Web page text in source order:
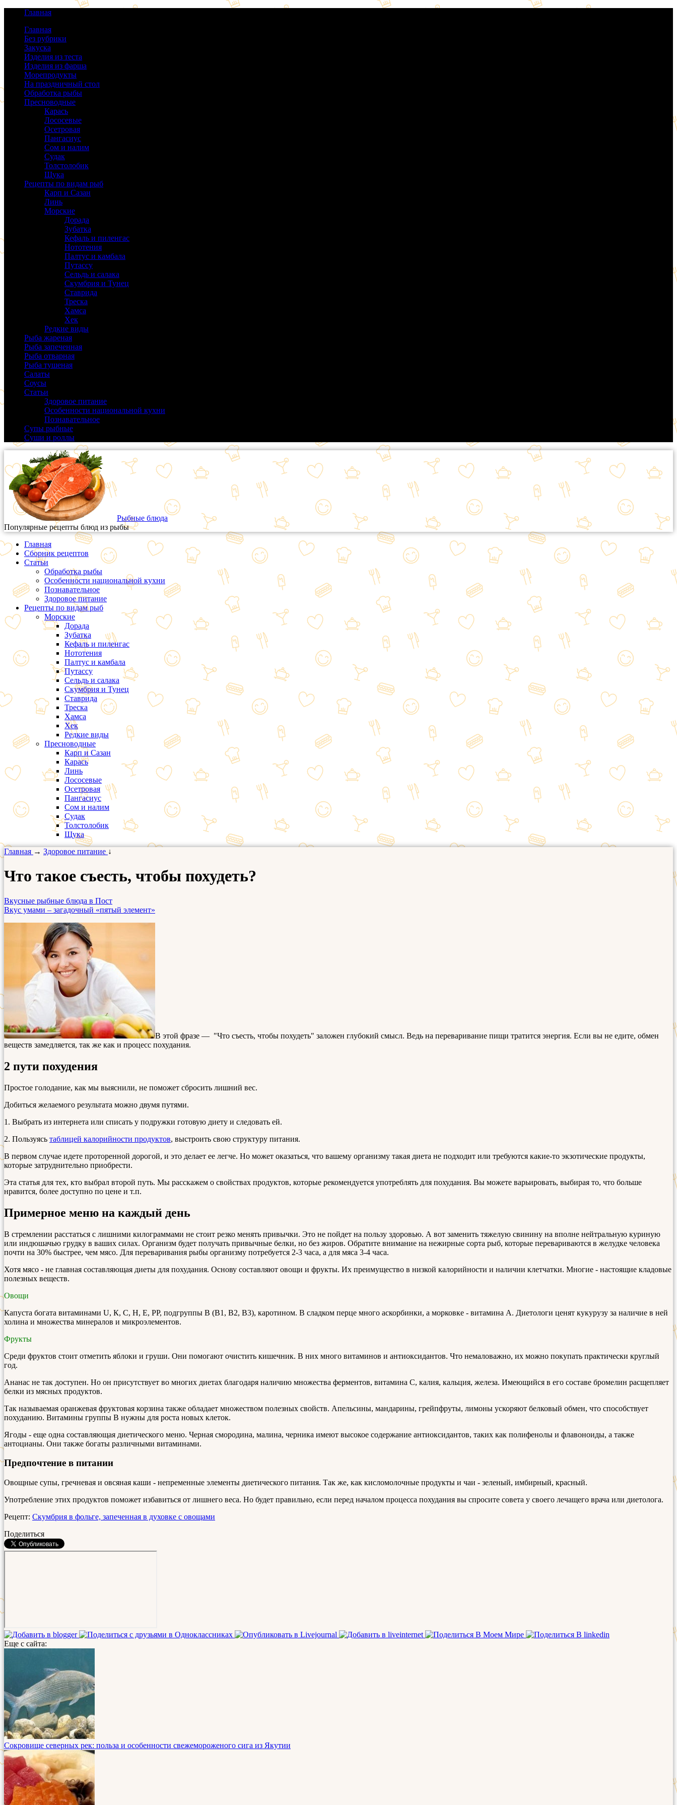
Главная
Главная
Без рубрики
Закуска
Изделия из теста
Изделия из фарша
Морепродукты
На праздничный стол
Обработка рыбы
Пресноводные
Карась
Лососевые
Осетровая
Пангасиус
Сом и налим
Судак
Толстолобик
Щука
Рецепты по видам рыб
Карп и Сазан
Линь
Морские
Дорада
Зубатка
Кефаль и пиленгас
Нототения
Палтус и камбала
Путассу
Сельдь и салака
Скумбрия и Тунец
Ставрида
Треска
Хамса
Хек
Редкие виды
Рыба жареная
Рыба запеченная
Рыба отварная
Рыба тушеная
Салаты
Соусы
Статьи
Здоровое питание
Особенности национальной кухни
Познавательное
Супы рыбные
Суши и роллы
Рыбные блюда
Популярные рецепты блюд из рыбы
Главная
Сборник рецептов
Статьи
Обработка рыбы
Особенности национальной кухни
Познавательное
Здоровое питание
Рецепты по видам рыб
Морские
Дорада
Зубатка
Кефаль и пиленгас
Нототения
Палтус и камбала
Путассу
Сельдь и салака
Скумбрия и Тунец
Ставрида
Треска
Хамса
Хек
Редкие виды
Пресноводные
Карп и Сазан
Карась
Линь
Лососевые
Осетровая
Пангасиус
Сом и налим
Судак
Толстолобик
Щука
Главная → Здоровое питание ↓
Что такое съесть, чтобы похудеть?
Вкусные рыбные блюда в Пост
Вкус умами – загадочный «пятый элемент»
В этой фразе — "Что съесть, чтобы похудеть" заложен глубокий смысл. Ведь на переваривание пищи тратится энергия. Если вы не едите, обмен
веществ замедляется, так же как и процесс похудания.
2 пути похудения
Простое голодание, как мы выяснили, не поможет сбросить лишний вес.
Добиться желаемого результата можно двумя путями.
1. Выбрать из интернета или списать у подружки готовую диету и следовать ей.
2. Пользуясь таблицей калорийности продуктов, выстроить свою структуру питания.
В первом случае идете проторенной дорогой, и это делает ее легче. Но может оказаться, что вашему организму такая диета не подходит или требуются какие-то экзотические продукты,
которые затруднительно приобрести.
Эта статья для тех, кто выбрал второй путь. Мы расскажем о свойствах продуктов, которые рекомендуется употреблять для похудания. Вы можете варьировать, выбирая то, что больше
нравится, более доступно по цене и т.п.
Примерное меню на каждый день
В стремлении расстаться с лишними килограммами не стоит резко менять привычки. Это не пойдет на пользу здоровью. А вот заменить тяжелую свинину на вполне нейтральную куриную
или индюшачью грудку в ваших силах. Организм будет получать привычные белки, но без жиров. Обратите внимание на нежирные сорта рыб, которые перевариваются в желудке человека
почти на 30% быстрее, чем мясо. Для переваривания рыбы организму потребуется 2-3 часа, а для мяса 3-4 часа.
Хотя мясо - не главная составляющая диеты для похудания. Основу составляют овощи и фрукты. Их преимущество в низкой калорийности и наличии клетчатки. Многие - настоящие кладовые
полезных веществ.
Овощи
Капуста богата витаминами U, К, С, Н, Е, PР, подгруппы В (В1, В2, В3), каротином. В сладком перце много аскорбинки, а морковке - витамина А. Диетологи ценят кукурузу за наличие в ней
холина и множества минералов и микроэлементов.
Фрукты
Среди фруктов стоит отметить яблоки и груши. Они помогают очистить кишечник. В них много витаминов и антиоксидантов. Что немаловажно, их можно покупать практически круглый
год.
Ананас не так доступен. Но он присутствует во многих диетах благодаря наличию множества ферментов, витамина С, калия, кальция, железа. Имеющийся в его составе бромелин расщепляет
белки из мясных продуктов.
Так называемая оранжевая фруктовая корзина также обладает множеством полезных свойств. Апельсины, мандарины, грейпфруты, лимоны ускоряют белковый обмен, что способствует
похуданию. Витамины группы В нужны для роста новых клеток.
Ягоды - еще одна составляющая диетического меню. Черная смородина, малина, черника имеют высокое содержание антиоксидантов, таких как полифенолы и флавоноиды, а также
антоцианы. Они также богаты различными витаминами.
Предпочтение в питании
Овощные супы, гречневая и овсяная каши - непременные элементы диетического питания. Так же, как кисломолочные продукты и чаи - зеленый, имбирный, красный.
Употребление этих продуктов поможет избавиться от лишнего веса. Но будет правильно, если перед началом процесса похудания вы спросите совета у своего лечащего врача или диетолога.
Рецепт: Скумбрия в фольге, запеченная в духовке с овощами
Поделиться
Еще с сайта:
Сокровище северных рек: польза и особенности свежемороженого сига из Якутии